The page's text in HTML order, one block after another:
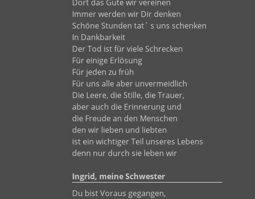
Dort das Gute wir vereinen
Immer werden wir Dir denken
Schöne Stunden tat` s uns schenken
In Dankbarkeit
Der Tod ist für viele Schrecken
Für einige Erlösung
Für jeden zu früh
Für uns alle aber unvermeidlich
Die Leere, die Stille, die Trauer,
aber auch die Erinnerung und
die Freude an den Menschen
den wir lieben und liebten
ist ein wichtiger Teil unseres Lebens
denn nur durch sie leben wir
Ingrid, meine Schwester
Du bist Voraus gegangen,